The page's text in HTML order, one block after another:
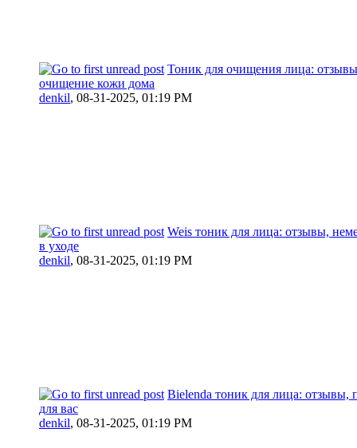
Тоник для очищения лица:
очищение кожи дома
denkil, 08-31-2025, 01:19 PM
Weis тоник для лица: отзывы,
в уходе
denkil, 08-31-2025, 01:19 PM
Bielenda тоник для лица: отзывы,
для вас
denkil, 08-31-2025, 01:19 PM